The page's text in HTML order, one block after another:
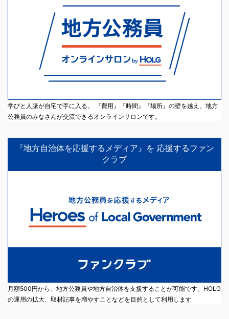
学びと人脈が自宅で手に入る。 『費用』『時間』『場所』の壁を越え、地方
公務員のみなさんが交流できるオンラインサロンです。
『地方自治体を応援するメディア』を 応援するファン
クラブ
月額500円から、地方公務員や地方自治体を支援することが可能です。HOLG
の運用の拡大、取材記事を増やすことなどを目的として利用します